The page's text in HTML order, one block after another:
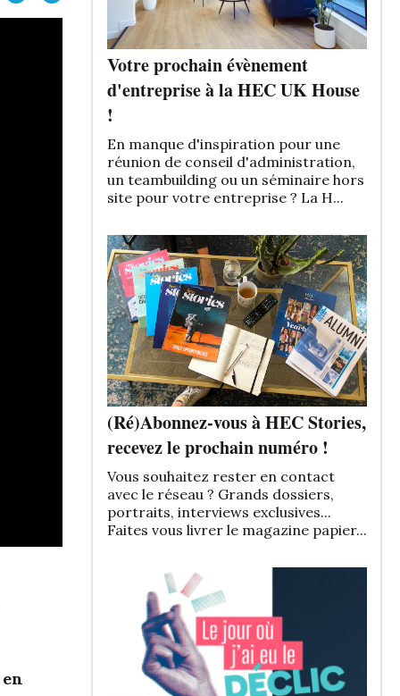
Votre prochain évènement
d'entreprise à la HEC UK House
!
En manque d'inspiration pour une
réunion de conseil d'administration,
un teambuilding ou un séminaire hors
site pour votre entreprise ? La H...
(Ré)Abonnez-vous à HEC Stories,
recevez le prochain numéro !
Vous souhaitez rester en contact
avec le réseau ? Grands dossiers,
portraits, interviews exclusives...
Faites vous livrer le magazine papier...